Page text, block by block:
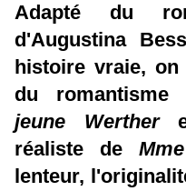
Adapté du
d'Augustina
histoire vraie,
du romantisme
jeune Werther
réaliste de
lenteur,